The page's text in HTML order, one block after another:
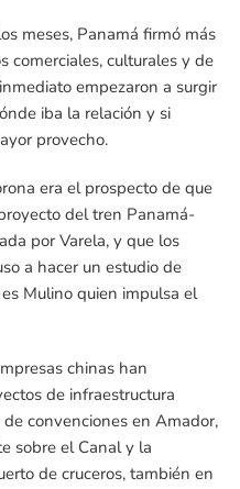
meses, Panamá firmó más
comerciales, culturales y de
empezaron a surgir
iba la relación y si
provecho.
era el prospecto de que
del tren Panamá-
por Varela, y que los
a hacer un estudio de
Mulino quien impulsa el
chinas han
de infraestructura
convenciones en Amador,
sobre el Canal y la
de cruceros, también en